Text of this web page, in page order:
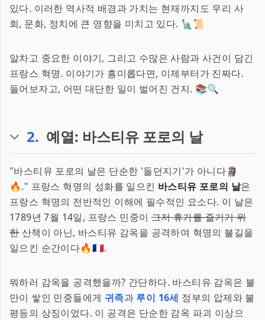
있다. 이러한 역사적 배경과 가치는 현재까지도 우리 사
회, 문화, 정치에 큰 영향을 미치고 있다. 🗽📜
알차고 중요한 이야기, 그리고 수많은 사람과 사건이 담긴
프랑스 혁명. 이야기가 흥미롭다면, 이제부터가 진짜다.
들어보자고, 어떤 대단한 일이 벌어진 건지. 📚🔍
2. 예열: 바스티유 포로의 날
"바스티유 포로의 날은 단순한 '돌던지기'가 아니다🗿
🔥." 프랑스 혁명의 성화를 일으킨 바스티유 포로의 날은
프랑스 혁명의 전반적인 이해에 필수적인 요소다. 이 날은
1789년 7월 14일, 프랑스 민중이그저 휴가를 즐기기 위
한산책이 아닌, 바스티유 감옥을 공격하여 혁명의 불길을
일으킨 순간이다🔥🇫🇷.
뭐하러 감옥을 공격했을까? 간단하다. 바스티유 감옥은 불
만이 쌓인 민중들에게 귀족과 루이 16세 정부의 압제와 불
평등의 상징이었다. 이 공격은 단순한 감옥 파괴 이상으